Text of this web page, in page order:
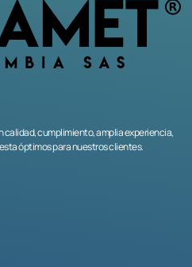
cumplimiento, amplia experiencia,
óptimos para nuestros clientes.